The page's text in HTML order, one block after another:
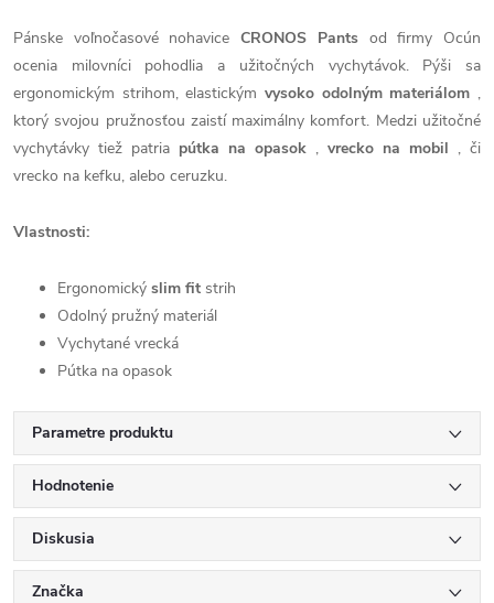
Pánske voľnočasové nohaviceCRONOS Pantsod firmy Ocún
ocenia milovníci pohodlia a užitočných vychytávok. Pýši sa
ergonomickým strihom, elastickým vysoko odolným materiálom ,
ktorý svojou pružnosťou zaistí maximálny komfort. Medzi užitočné
vychytávky tiež patria pútka na opasok , vrecko na mobil , či
vrecko na kefku, alebo ceruzku.
Vlastnosti:
Ergonomický slim fit strih
Odolný pružný materiál
Vychytané vrecká
Pútka na opasok
Parametre produktu
Hodnotenie
Diskusia
Značka